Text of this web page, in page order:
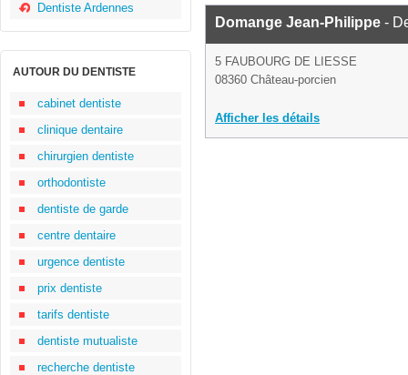
Dentiste Ardennes
AUTOUR DU DENTISTE
cabinet dentiste
clinique dentaire
chirurgien dentiste
orthodontiste
dentiste de garde
centre dentaire
urgence dentiste
prix dentiste
tarifs dentiste
dentiste mutualiste
recherche dentiste
Domange Jean-Philippe -
5 FAUBOURG DE LIESSE
08360 Château-porcien
Afficher les détails